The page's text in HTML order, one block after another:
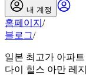
내 계정
홈페이지 /
블로그/
일본 최고가 아파
다이 힐스 아만 레